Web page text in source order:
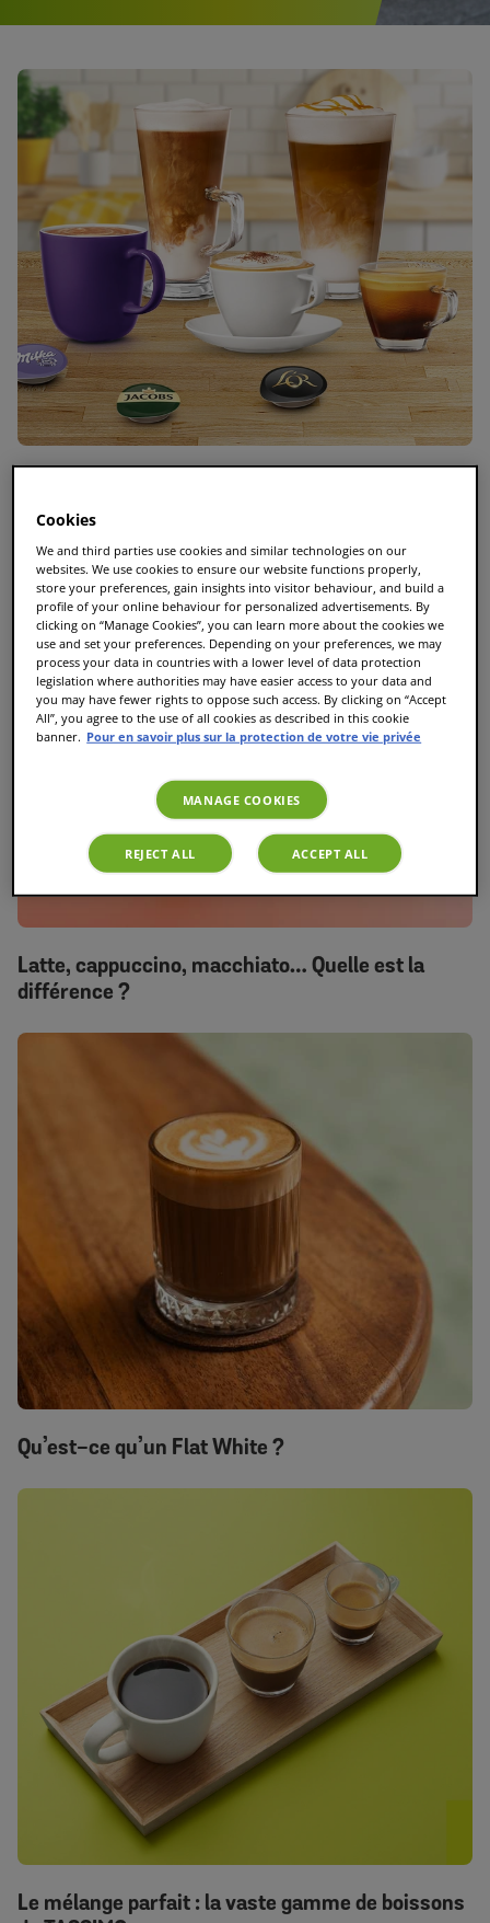
variétés et les meilleures dosettes TASSIMO
Latte, cappuccino, macchiato… Quelle est la
différence ?
Qu’est-ce qu’un Flat White ?
Le mélange parfait : la vaste gamme de boissons
Cookies
We and third parties use cookies and similar technologies on our
websites. We use cookies to ensure our website functions properly,
store your preferences, gain insights into visitor behaviour, and build a
profile of your online behaviour for personalized advertisements. By
clicking on “Manage Cookies”, you can learn more about the cookies we
use and set your preferences. Depending on your preferences, we may
process your data in countries with a lower level of data protection
legislation where authorities may have easier access to your data and
you may have fewer rights to oppose such access. By clicking on “Accept
All”, you agree to the use of all cookies as described in this cookie
banner. Pour en savoir plus sur la protection de votre vie privée
MANAGE COOKIES
REJECT ALL ACCEPT ALL